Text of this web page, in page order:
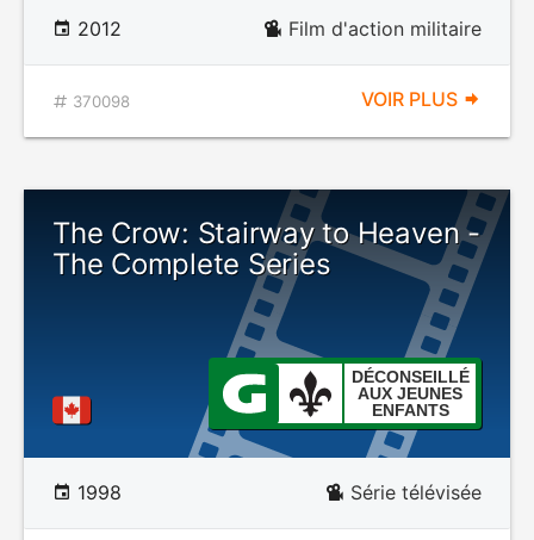
2012 Film d'action militaire
370098 VOIR PLUS
The Crow: Stairway to Heaven -
The Complete Series
DÉCONSEILLÉ
AUX JEUNES
ENFANTS
1998 Série télévisée